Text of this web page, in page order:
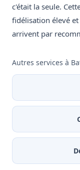
c'était la seule.
fidélisation élevé
arrivent par
Autres services à